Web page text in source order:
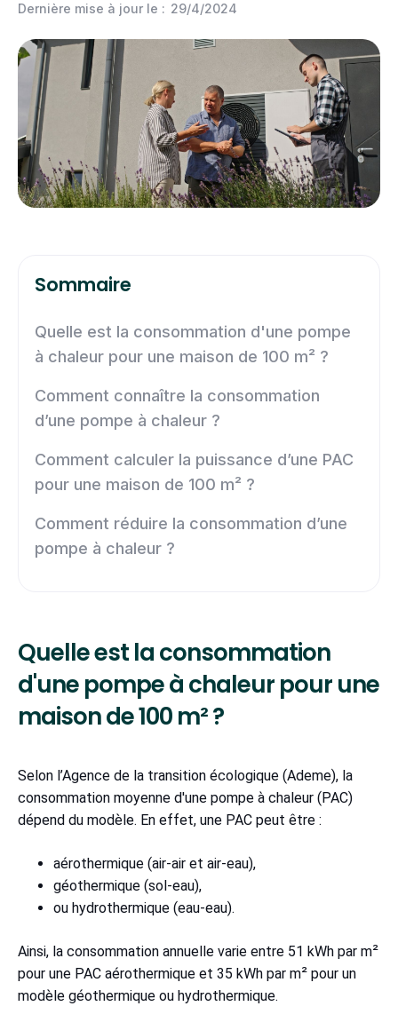
Dernière mise à jour le : 29/4/2024
Sommaire
Quelle est la consommation d'une pompe
à chaleur pour une maison de 100 m² ?
Comment connaître la consommation
d’une pompe à chaleur ?
Comment calculer la puissance d’une PAC
pour une maison de 100 m² ?
Comment réduire la consommation d’une
pompe à chaleur ?
Quelle est la consommation
d'une pompe à chaleur pour une
maison de 100 m² ?
Selon l’Agence de la transition écologique (Ademe), la
consommation moyenne d'une pompe à chaleur (PAC)
dépend du modèle. En effet, une PAC peut être :
aérothermique (air-air et air-eau),
géothermique (sol-eau),
ou hydrothermique (eau-eau).
Ainsi, la consommation annuelle varie entre 51 kWh par m²
pour une PAC aérothermique et 35 kWh par m² pour un
modèle géothermique ou hydrothermique.